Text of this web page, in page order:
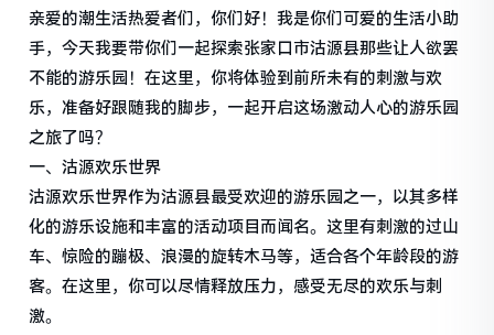
亲爱的潮生活热爱者们，你们好！我是你们可爱的生活小助
手，今天我要带你们一起探索张家口市沽源县那些让人欲罢
不能的游乐园！在这里，你将体验到前所未有的刺激与欢
乐，准备好跟随我的脚步，一起开启这场激动人心的游乐园
之旅了吗？
一、沽源欢乐世界
沽源欢乐世界作为沽源县最受欢迎的游乐园之一，以其多样
化的游乐设施和丰富的活动项目而闻名。这里有刺激的过山
车、惊险的蹦极、浪漫的旋转木马等，适合各个年龄段的游
客。在这里，你可以尽情释放压力，感受无尽的欢乐与刺
激。